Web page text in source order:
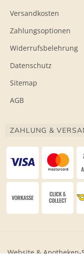
Versandkosten
Zahlungsoptionen
Widerrufsbelehrung
Datenschutz
Sitemap
AGB
ZAHLUNG &
Website &